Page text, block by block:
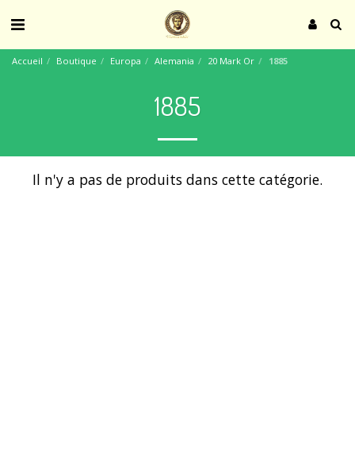
Accueil Boutique Europa Alemania 20 Mark Or 1885
1885
Il n'y a pas de produits dans cette catégorie.